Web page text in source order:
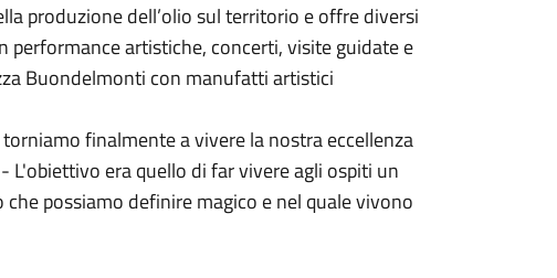
produzione dell’olio sul territorio e offre diversi
performance artistiche, concerti, visite guidate e
Buondelmonti con manufatti artistici
finalmente a vivere la nostra eccellenza
era quello di far vivere agli ospiti un
possiamo definire magico e nel quale vivono